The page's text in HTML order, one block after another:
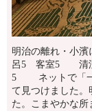
明治の離れ・小
呂5 客室5 清
5 ネットで「一
て見つけました。
た。こまやかな